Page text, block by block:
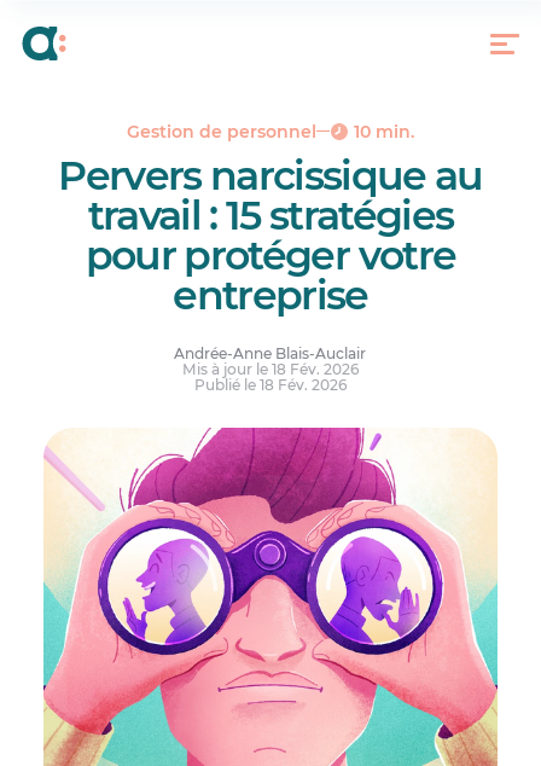
Gestion de personnel 10 min.
Pervers narcissique au
travail : 15 stratégies
pour protéger votre
entreprise
Andrée-Anne Blais-Auclair
Mis à jour le 18 Fév. 2026
Publié le 18 Fév. 2026
quoi parle-t-on?
Les conséquences concrètes d’un pervers
narcissique sur le climat de travail
Pervers narcissique au travail : comment y faire
face
Gestionnaires : 15 stratégies pour gérer un
pervers narcissique au travail
Coin employés : 7 stratégies concrètes
Réponses à vos questions.